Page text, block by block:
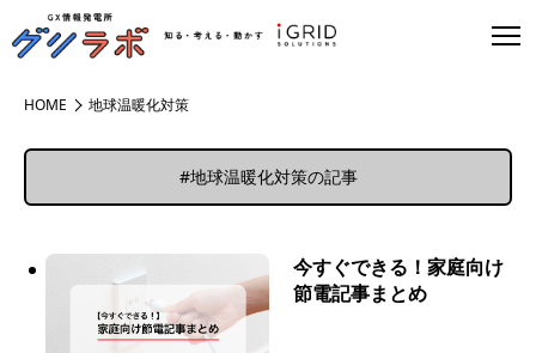
HOME 地球温暖化対策
#地球温暖化対策の記事
今すぐできる！家庭向け
節電記事まとめ